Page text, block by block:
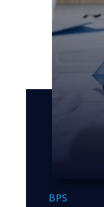
BPS